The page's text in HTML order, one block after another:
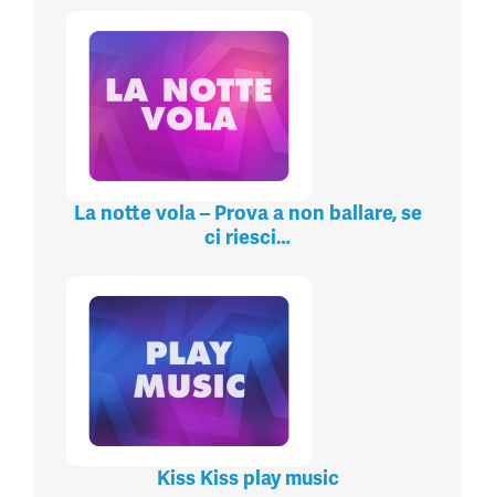
La notte vola – Prova a non ballare, se
ci riesci…
Kiss Kiss play music